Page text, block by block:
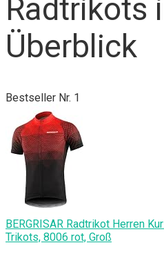
Radtrikots
Überblick
Bestseller Nr. 1
BERGRISAR Radtrikot Herren
Trikots, 8006 rot, Groß